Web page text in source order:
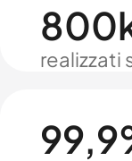
realizzati